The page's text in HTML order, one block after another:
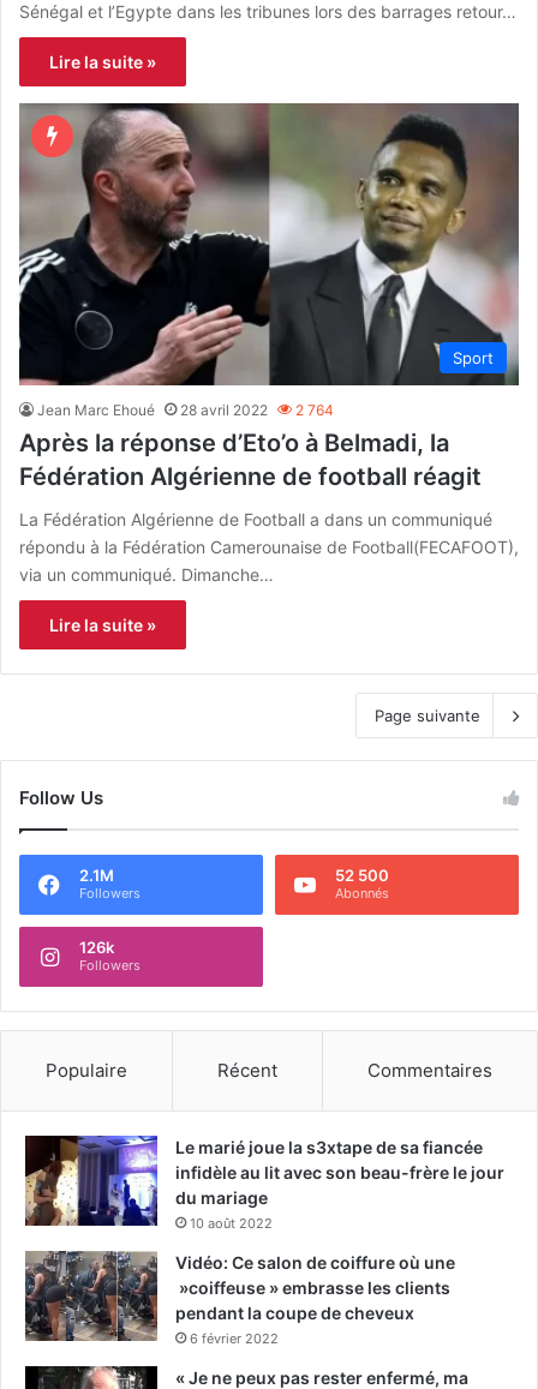
Sénégal et l’Egypte dans les tribunes lors des barrages retour…
Lire la suite »
Sport
Jean Marc Ehoué 28 avril 2022 2 764
Après la réponse d’Eto’o à Belmadi, la
Fédération Algérienne de football réagit
La Fédération Algérienne de Football a dans un communiqué
répondu à la Fédération Camerounaise de Football(FECAFOOT),
via un communiqué. Dimanche…
Lire la suite »
Page suivante
Follow Us
2.1M
Followers
52 500
Abonnés
126k
Followers
Populaire Récent Commentaires
Le marié joue la s3xtape de sa fiancée
infidèle au lit avec son beau-frère le jour
du mariage
10 août 2022
Vidéo: Ce salon de coiffure où une
»coiffeuse » embrasse les clients
pendant la coupe de cheveux
6 février 2022
« Je ne peux pas rester enfermé, ma